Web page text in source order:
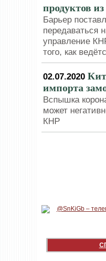
продуктов
Барьер
передаваться
управление
того, как
02.07.2020
импорта
Вспышка
может
КНР